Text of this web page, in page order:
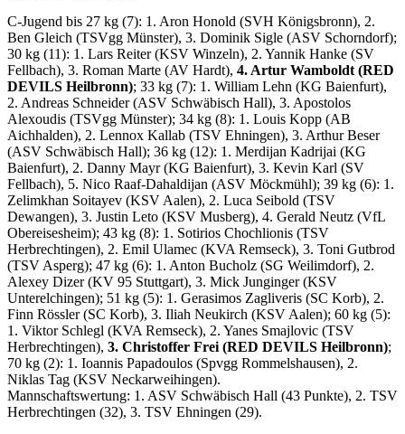
C-Jugend bis 27 kg (7): 1. Aron Honold (SVH Königsbronn), 2.
Ben Gleich (TSVgg Münster), 3. Dominik Sigle (ASV Schorndorf);
30 kg (11): 1. Lars Reiter (KSV Winzeln), 2. Yannik Hanke (SV
Fellbach), 3. Roman Marte (AV Hardt), 4. Artur Wamboldt (RED
DEVILS Heilbronn); 33 kg (7): 1. William Lehn (KG Baienfurt),
2. Andreas Schneider (ASV Schwäbisch Hall), 3. Apostolos
Alexoudis (TSVgg Münster); 34 kg (8): 1. Louis Kopp (AB
Aichhalden), 2. Lennox Kallab (TSV Ehningen), 3. Arthur Beser
(ASV Schwäbisch Hall); 36 kg (12): 1. Merdijan Kadrijai (KG
Baienfurt), 2. Danny Mayr (KG Baienfurt), 3. Kevin Karl (SV
Fellbach), 5. Nico Raaf-Dahaldijan (ASV Möckmühl); 39 kg (6): 1.
Zelimkhan Soitayev (KSV Aalen), 2. Luca Seibold (TSV
Dewangen), 3. Justin Leto (KSV Musberg), 4. Gerald Neutz (VfL
Obereisesheim); 43 kg (8): 1. Sotirios Chochlionis (TSV
Herbrechtingen), 2. Emil Ulamec (KVA Remseck), 3. Toni Gutbrod
(TSV Asperg); 47 kg (6): 1. Anton Bucholz (SG Weilimdorf), 2.
Alexey Dizer (KV 95 Stuttgart), 3. Mick Junginger (KSV
Unterelchingen); 51 kg (5): 1. Gerasimos Zagliveris (SC Korb), 2.
Finn Rössler (SC Korb), 3. Iliah Neukirch (KSV Aalen); 60 kg (5):
1. Viktor Schlegl (KVA Remseck), 2. Yanes Smajlovic (TSV
Herbrechtingen), 3. Christoffer Frei (RED DEVILS Heilbronn);
70 kg (2): 1. Ioannis Papadoulos (Spvgg Rommelshausen), 2.
Niklas Tag (KSV Neckarweihingen).
Mannschaftswertung: 1. ASV Schwäbisch Hall (43 Punkte), 2. TSV
Herbrechtingen (32), 3. TSV Ehningen (29).